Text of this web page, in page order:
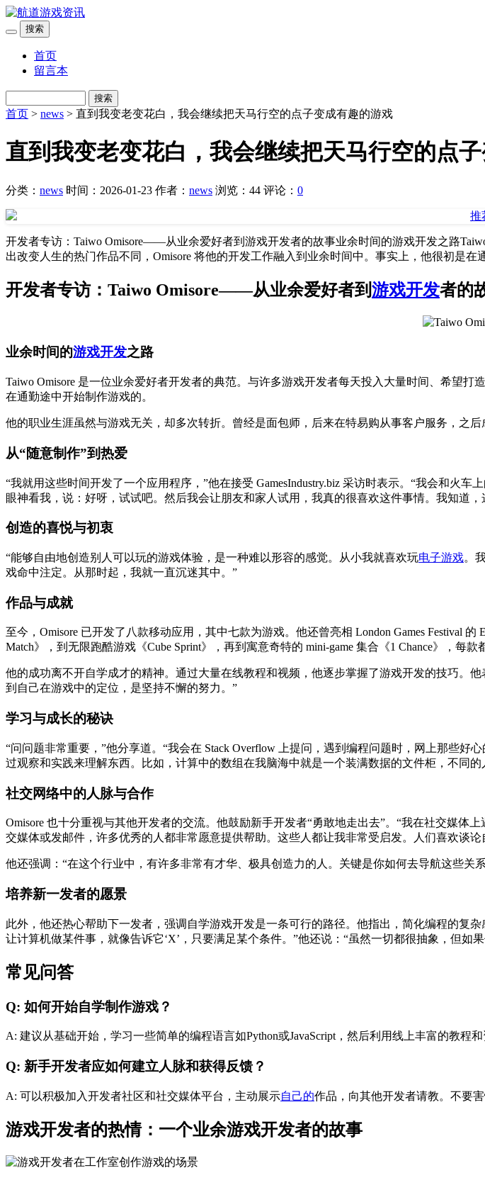
搜索
首页
留言本
搜索
首页 > news > 直到我变老变花白，我会继续把天马行空的点子变成有趣的游戏
直到我变老变花白，我会继续把天马行空的点
分类： news 时间：2026-01-23 作者： news 浏览：44 评论： 0
开发者专访：Taiwo Omisore——从业余爱好者到游戏开发者的故事业余时间的游戏开发之路
出改变人生的热门作品不同，Omisore 将他的开发工作融入到业余时间中。事实上，他很初是在
开发者专访：Taiwo Omisore——从业余爱好者到游戏开发者的
业余时间的游戏开发之路
Taiwo Omisore 是一位业余爱好者开发者的典范。与许多游戏开发者每天投入大量时间、希望
在通勤途中开始制作游戏的。
他的职业生涯虽然与游戏无关，却多次转折。曾经是面包师，后来在特易购从事客户服务，之
从“随意制作”到热爱
“我就用这些时间开发了一个应用程序，”他在接受 GamesIndustry.biz 采访时表示。“我会和火
眼神看我，说：好呀，试试吧。然后我会让朋友和家人试用，我真的很喜欢这件事情。我知道
创造的喜悦与初衷
“能够自由地创造别人可以玩的游戏体验，是一种难以形容的感觉。从小我就喜欢玩电子游戏。
戏命中注定。从那时起，我就一直沉迷其中。”
作品与成就
至今，Omisore 已开发了八款移动应用，其中七款为游戏。他还曾亮相 London Games Festival
Match》，到无限跑酷游戏《Cube Sprint》，再到寓意奇特的 mini-game 集合《1 Chance》，每款
他的成功离不开自学成才的精神。通过大量在线教程和视频，他逐步掌握了游戏开发的技巧。
到自己在游戏中的定位，是坚持不懈的努力。”
学习与成长的秘诀
“问问题非常重要，”他分享道。“我会在 Stack Overflow 上提问，遇到编程问题时，网上那些好
过观察和实践来理解东西。比如，计算中的数组在我脑海中就是一个装满数据的文件柜，不同
社交网络中的人脉与合作
Omisore 也十分重视与其他开发者的交流。他鼓励新手开发者“勇敢地走出去”。“我在社交媒
交媒体或发邮件，许多优秀的人都非常愿意提供帮助。这些人都让我非常受启发。人们喜欢谈
他还强调：“在这个行业中，有许多非常有才华、极具创造力的人。关键是你如何去导航这些关
培养新一发者的愿景
此外，他还热心帮助下一发者，强调自学游戏开发是一条可行的路径。他指出，简化编程的复
让计算机做某件事，就像告诉它‘X’，只要满足某个条件。”他还说：“虽然一切都很抽象，但如
常见问答
Q: 如何开始自学制作游戏？
A: 建议从基础开始，学习一些简单的编程语言如Python或JavaScript，然后利用线上丰富的教程
Q: 新手开发者应如何建立人脉和获得反馈？
A: 可以积极加入开发者社区和社交媒体平台，主动展示自己的作品，向其他开发者请教。不要
游戏开发者的热情：一个业余游戏开发者的故事